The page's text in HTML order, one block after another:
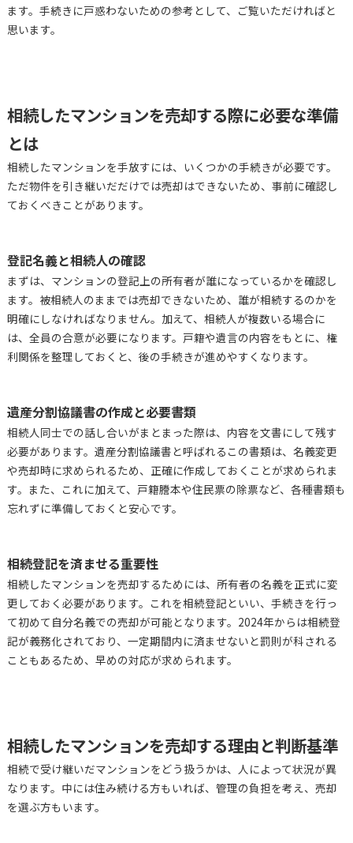
ます。手続きに戸惑わないための参考として、ご覧いただければと
思います。
相続したマンションを売却する際に必要な準備
とは
相続したマンションを手放すには、いくつかの手続きが必要です。
ただ物件を引き継いだだけでは売却はできないため、事前に確認し
ておくべきことがあります。
登記名義と相続人の確認
まずは、マンションの登記上の所有者が誰になっているかを確認し
ます。被相続人のままでは売却できないため、誰が相続するのかを
明確にしなければなりません。加えて、相続人が複数いる場合に
は、全員の合意が必要になります。戸籍や遺言の内容をもとに、権
利関係を整理しておくと、後の手続きが進めやすくなります。
遺産分割協議書の作成と必要書類
相続人同士での話し合いがまとまった際は、内容を文書にして残す
必要があります。遺産分割協議書と呼ばれるこの書類は、名義変更
や売却時に求められるため、正確に作成しておくことが求められま
す。また、これに加えて、戸籍謄本や住民票の除票など、各種書類も
忘れずに準備しておくと安心です。
相続登記を済ませる重要性
相続したマンションを売却するためには、所有者の名義を正式に変
更しておく必要があります。これを相続登記といい、手続きを行っ
て初めて自分名義での売却が可能となります。2024年からは相続登
記が義務化されており、一定期間内に済ませないと罰則が科される
こともあるため、早めの対応が求められます。
相続したマンションを売却する理由と判断基準
相続で受け継いだマンションをどう扱うかは、人によって状況が異
なります。中には住み続ける方もいれば、管理の負担を考え、売却
を選ぶ方もいます。